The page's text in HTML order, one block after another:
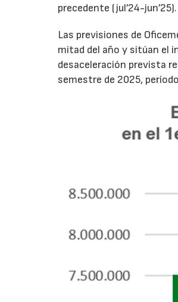
precedente (jul’24-jun’25).
Las previsiones de
mitad del año y sitúan el
desaceleración prevista
semestre de 2025,